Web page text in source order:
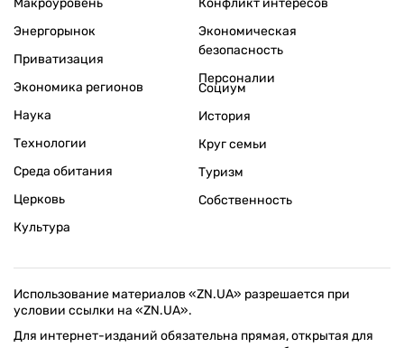
Макроуровень
Энергорынок
Приватизация
Экономика регионов
Конфликт интересов
Экономическая
безопасность
Персоналии
Наука
Технологии
Среда обитания
Церковь
Культура
Социум
История
Круг семьи
Туризм
Собственность
Использование материалов «ZN.UA» разрешается при
условии ссылки на «ZN.UA».
Для интернет-изданий обязательна прямая, открытая для